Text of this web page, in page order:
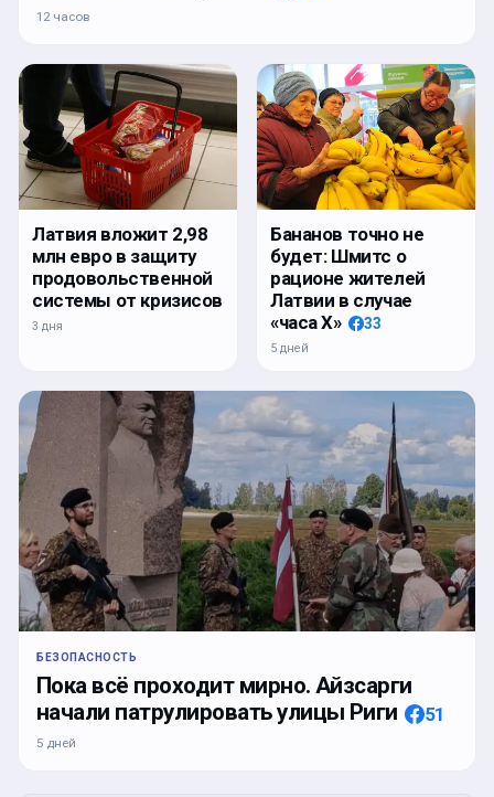
12 часов
Латвия вложит 2,98
млн евро в защиту
продовольственной
системы от кризисов
3 дня
Бананов точно не
будет: Шмитс о
рационе жителей
Латвии в случае
«часа Х»
33
5 дней
БЕЗОПАСНОСТЬ
Пока всё проходит мирно. Айзсарги
начали патрулировать улицы Риги
51
5 дней